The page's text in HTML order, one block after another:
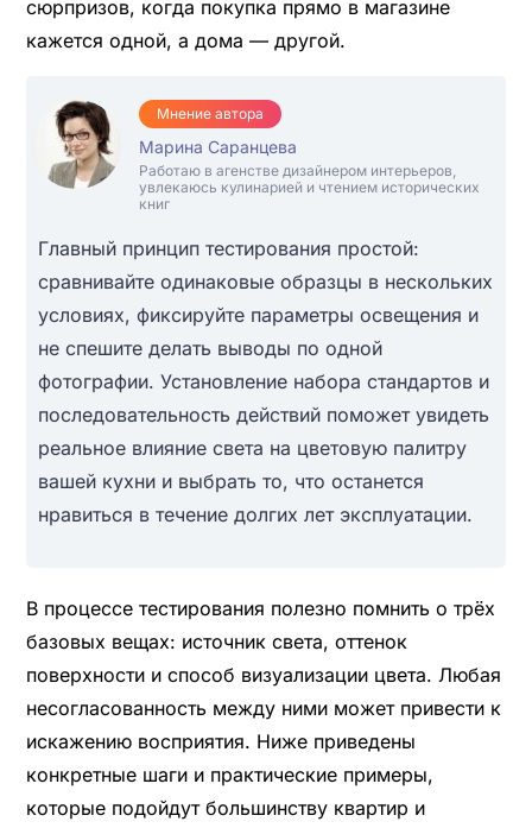
сюрпризов, когда покупка прямо в магазине
кажется одной, а дома — другой.
Мнение автора
Марина Саранцева
Работаю в агенстве дизайнером интерьеров,
увлекаюсь кулинарией и чтением исторических
книг
Главный принцип тестирования простой:
сравнивайте одинаковые образцы в нескольких
условиях, фиксируйте параметры освещения и
не спешите делать выводы по одной
фотографии. Установление набора стандартов и
последовательность действий поможет увидеть
реальное влияние света на цветовую палитру
вашей кухни и выбрать то, что останется
нравиться в течение долгих лет эксплуатации.
В процессе тестирования полезно помнить о трёх
базовых вещах: источник света, оттенок
поверхности и способ визуализации цвета. Любая
несогласованность между ними может привести к
искажению восприятия. Ниже приведены
конкретные шаги и практические примеры,
которые подойдут большинству квартир и